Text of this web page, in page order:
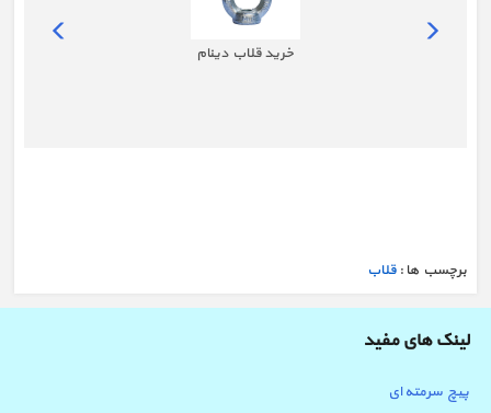
خرید قلاب دینام
برچسب ها : قلاب
لینک های مفید
پیچ سرمته ای